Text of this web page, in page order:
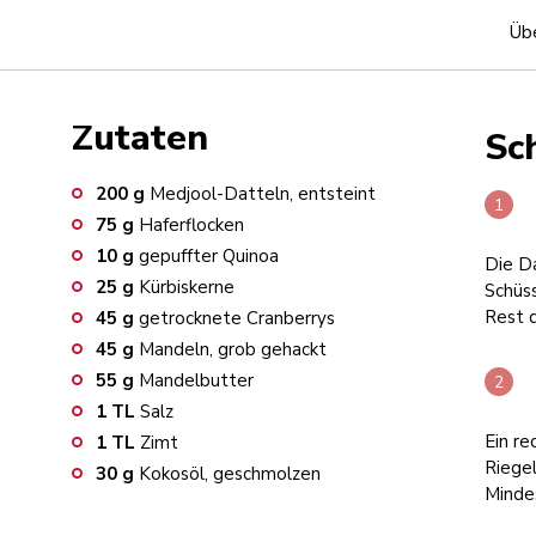
Zutaten
200 g Medjool-Datteln, entsteint
75 g Haferflocken
10 g gepuffter Quinoa
25 g Kürbiskerne
45 g getrocknete Cranberrys
45 g Mandeln, grob gehackt
55 g Mandelbutter
1 TL Salz
1 TL Zimt
30 g Kokosöl, geschmolzen
Die
Rest
Ein